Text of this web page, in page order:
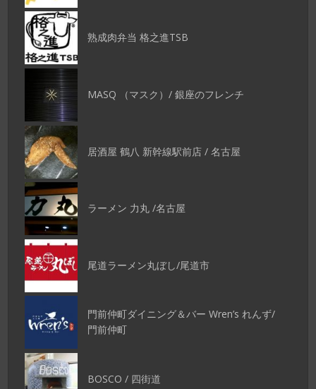
熟成肉弁当 格之進TSB
MASQ （マスク）/ 銀座のフレンチ
居酒屋 鶴八 新幹線駅前店 / 名古屋
ラーメン 力丸 /名古屋
尾道ラーメン丸ぼし/尾道市
門前仲町ダイニング＆バー Wren’s れんず/
門前仲町
BOSCO / 四街道